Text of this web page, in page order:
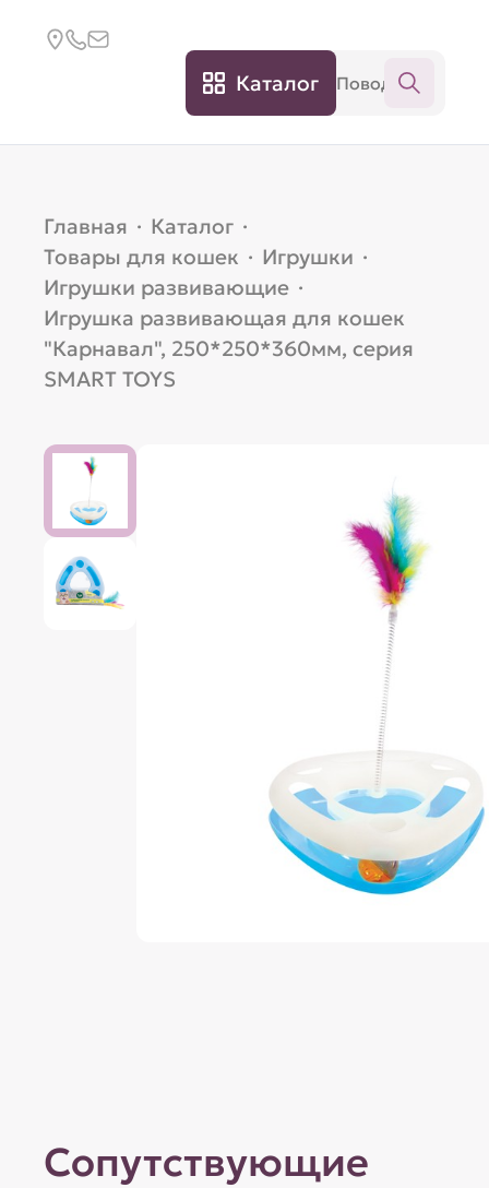
Каталог
Главная · Каталог ·
Товары для кошек · Игрушки ·
Игрушки развивающие ·
Игрушка развивающая для кошек
"Карнавал", 250*250*360мм, серия
SMART TOYS
Сопутствующие